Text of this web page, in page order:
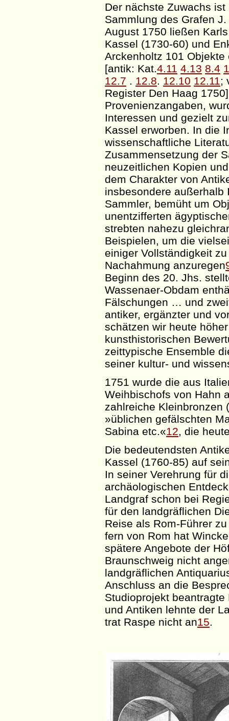
Der nächste Zuwachs
Sammlung des Grafen
August 1750 ließen
Kassel (1730-60) und
Arckenholtz 101 Objekte
[antik: Kat.4.11 4.13 8.4
12.7 . 12.8. 12.10 12.11;
Register Den Haag
Provenienzangaben,
Interessen und gezielt
Kassel erworben. In die
wissenschaftliche
Zusammensetzung der
neuzeitlichen Kopien
dem Charakter von
insbesondere außerhalb
Sammler, bemüht um
unentzifferten
strebten nahezu
Beispielen, um die
einiger Vollständigkeit
Nachahmung anzuregen
Beginn des 20. Jhs.
Wassenaer-Obdam
Fälschungen … und
antiker, ergänzter und
schätzen wir heute
kunsthistorischen
zeittypische Ensemble
seiner kultur- und
1751 wurde die aus
Weihbischofs von Hahn
zahlreiche Kleinbronzen
»üblichen gefälschten
Sabina etc.«12, die
Die bedeutendsten
Kassel (1760-85) auf
In seiner Verehrung für
archäologischen
Landgraf schon bei
für den landgräflichen
Reise als Rom-Führer
fern von Rom hat
spätere Angebote der
Braunschweig nicht
landgräflichen
Anschluss an die
Studioprojekt
und Antiken lehnte der
trat Raspe nicht an15.